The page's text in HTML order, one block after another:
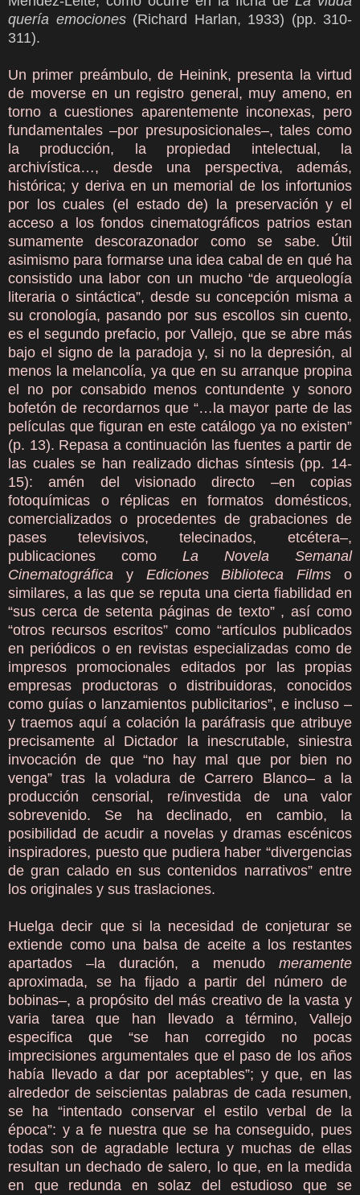
quería emociones(Richard Harlan, 1933) (pp. 310-
311).
Un primer preámbulo, de Heinink, presenta la virtud
de moverse en un registro general, muy ameno, en
torno a cuestiones aparentemente inconexas, pero
fundamentales –por presuposicionales–, tales como
la producción, la propiedad intelectual, la
archivística…, desde una perspectiva, además,
histórica; y deriva en un memorial de los infortunios
por los cuales (el estado de) la preservación y el
acceso a los fondos cinematográficos patrios estan
sumamente descorazonador como se sabe. Útil
asimismo para formarse una idea cabal de en qué ha
consistido una labor con un mucho “de arqueología
literaria o sintáctica”, desde su concepción misma a
su cronología, pasando por sus escollos sin cuento,
es el segundo prefacio, por Vallejo, que se abre más
bajo el signo de la paradoja y, si no la depresión, al
menos la melancolía, ya que en su arranque propina
el no por consabido menos contundente y sonoro
bofetón de recordarnos que “…la mayor parte de las
películas que figuran en este catálogo ya no existen”
(p. 13). Repasa a continuación las fuentes a partir de
las cuales se han realizado dichas síntesis (pp. 14-
15): amén del visionado directo –en copias
fotoquímicas o réplicas en formatos domésticos,
comercializados o procedentes de grabaciones de
pases televisivos, telecinados, etcétera–,
publicaciones como La Novela Semanal
Cinematográfica y Ediciones Biblioteca Films o
similares, a las que se reputa una cierta fiabilidad en
“sus cerca de setenta páginas de texto” , así como
“otros recursos escritos” como “artículos publicados
en periódicos o en revistas especializadas como de
impresos promocionales editados por las propias
empresas productoras o distribuidoras, conocidos
como guías o lanzamientos publicitarios”, e incluso –
y traemos aquí a colación la paráfrasis que atribuye
precisamente al Dictador la inescrutable, siniestra
invocación de que “no hay mal que por bien no
venga” tras la voladura de Carrero Blanco– a la
producción censorial, re/investida de una valor
sobrevenido. Se ha declinado, en cambio, la
posibilidad de acudir a novelas y dramas escénicos
inspiradores, puesto que pudiera haber “divergencias
de gran calado en sus contenidos narrativos” entre
los originales y sus traslaciones.
Huelga decir que si la necesidad de conjeturar se
extiende como una balsa de aceite a los restantes
apartados –la duración, a menudo meramente
aproximada, se ha fijado a partir del número de
bobinas–, a propósito del más creativo de la vasta y
varia tarea que han llevado a término, Vallejo
especifica que “se han corregido no pocas
imprecisiones argumentales que el paso de los años
había llevado a dar por aceptables”; y que, en las
alrededor de seiscientas palabras de cada resumen,
se ha “intentado conservar el estilo verbal de la
época”: y a fe nuestra que se ha conseguido, pues
todas son de agradable lectura y muchas de ellas
resultan un dechado de salero, lo que, en la medida
en que redunda en solaz del estudioso que se